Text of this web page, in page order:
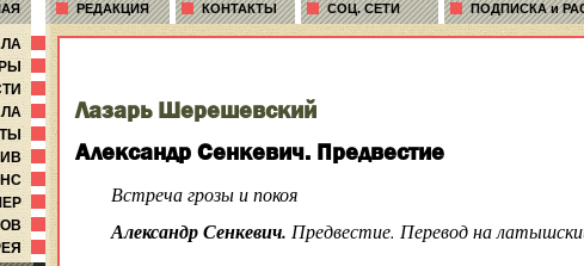
РЕДАКЦИЯ КОНТАКТЫ СОЦ. СЕТИ ПОДПИСКА и
Лазарь Шерешевский
Александр Сенкевич. Предвестие
Встреча грозы и покоя
Александр Сенкевич. Предвестие. Перевод на